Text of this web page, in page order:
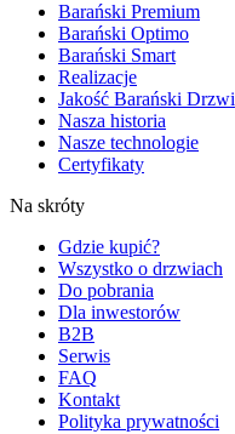
Barański Premium
Barański Optimo
Barański Smart
Realizacje
Jakość Barański Drzwi
Nasza historia
Nasze technologie
Certyfikaty
Na skróty
Gdzie kupić?
Wszystko o drzwiach
Do pobrania
Dla inwestorów
B2B
Serwis
FAQ
Kontakt
Polityka prywatności